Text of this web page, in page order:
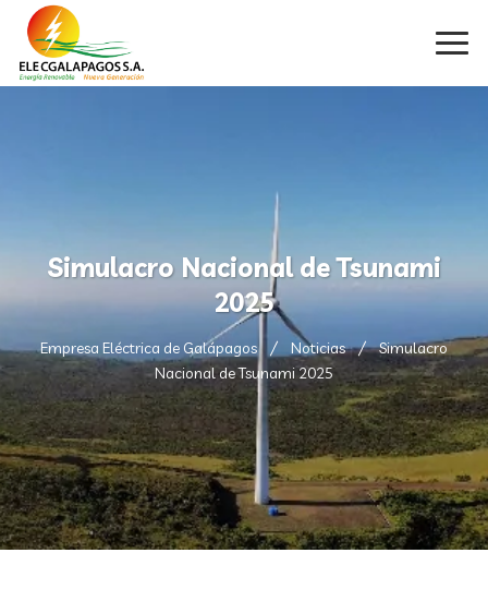
Simulacro Nacional de Tsunami
2025
Empresa Eléctrica de Galápagos Noticias
Simulacro
Nacional de Tsunami 2025